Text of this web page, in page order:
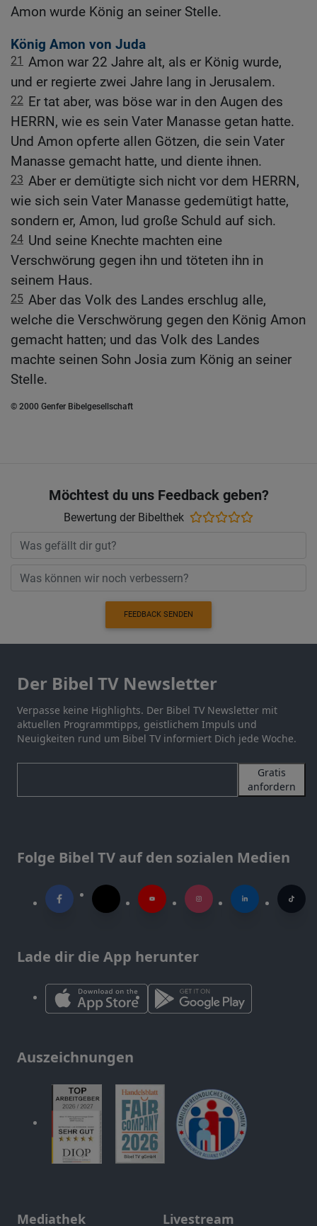
Amon wurde König an seiner Stelle.
König Amon von Juda
21 Amon war 22 Jahre alt, als er König wurde,
und er regierte zwei Jahre lang in Jerusalem.
22 Er tat aber, was böse war in den Augen des
HERRN, wie es sein Vater Manasse getan hatte.
Und Amon opferte allen Götzen, die sein Vater
Manasse gemacht hatte, und diente ihnen.
23 Aber er demütigte sich nicht vor dem HERRN,
wie sich sein Vater Manasse gedemütigt hatte,
sondern er, Amon, lud große Schuld auf sich.
24 Und seine Knechte machten eine
Verschwörung gegen ihn und töteten ihn in
seinem Haus.
25 Aber das Volk des Landes erschlug alle,
welche die Verschwörung gegen den König Amon
gemacht hatten; und das Volk des Landes
machte seinen Sohn Josia zum König an seiner
Stelle.
© 2000 Genfer Bibelgesellschaft
Möchtest du uns Feedback geben?
Bewertung der Bibelthek
FEEDBACK SENDEN
Der Bibel TV Newsletter
Verpasse keine Highlights. Der Bibel TV Newsletter mit
aktuellen Programmtipps, geistlichem Impuls und
Neuigkeiten rund um Bibel TV informiert Dich jede Woche.
Gratis
anfordern
Folge Bibel TV auf den sozialen Medien
Lade dir die App herunter
Auszeichnungen
Mediathek Livestream